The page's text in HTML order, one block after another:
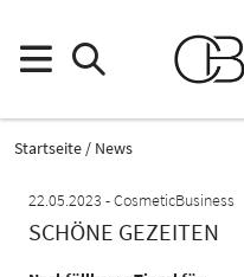
Startseite
News
22.05.2023
CosmeticBusiness
SCHÖNE GEZEITEN